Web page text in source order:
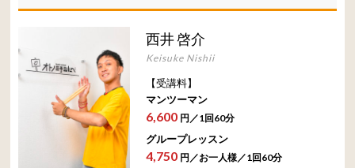
西井 啓介
Keisuke Nishii
【受講料】
マンツーマン
6,600 円／1回60分
グループレッスン
4,750 円／お一人様／1回60分